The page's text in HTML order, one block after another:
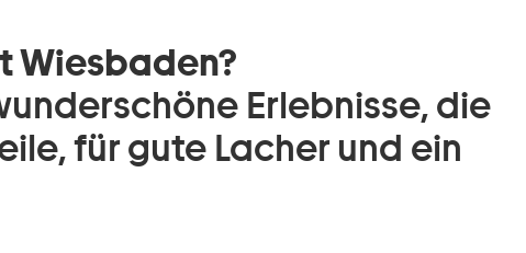
Wiesbaden?
Erlebnisse, die
für gute Lacher und ein